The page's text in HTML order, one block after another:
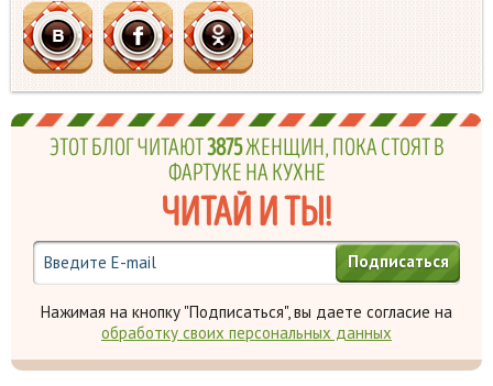
ЭТОТ БЛОГ ЧИТАЮТ3875ЖЕНЩИН, ПОКА СТОЯТ В
ФАРТУКЕ НА КУХНЕ
ЧИТАЙ И ТЫ!
Подписаться
Нажимая на кнопку "Подписаться", вы даете согласие на
обработку своих персональных данных